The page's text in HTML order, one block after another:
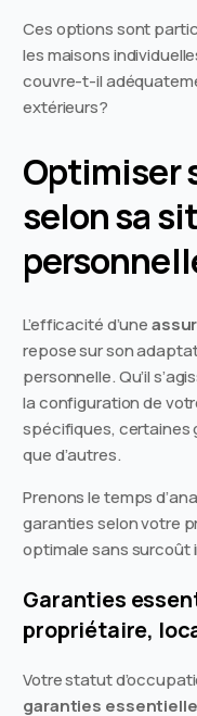
Ces options sont
les maisons
couvre-t-il
extérieurs?
Optimiser
selon sa
L’efficacité d’une
repose sur son
personnelle. Qu’il
la configuration de
spécifiques, certaines
que d’autres.
Prenons le temps
garanties selon votre
optimale sans surcoût
Garanties
propriétaire,
Votre statut
garanties